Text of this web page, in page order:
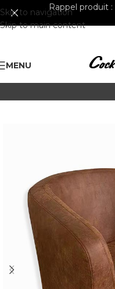
Skip to navigation
Skip to main content
Rappel produit :
MENU